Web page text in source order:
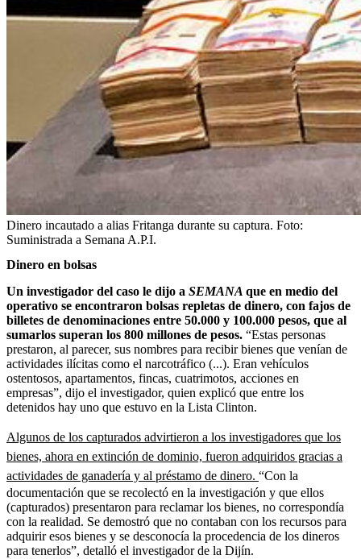
Dinero incautado a alias Fritanga durante su captura. Foto:
Suministrada a Semana A.P.I.
Dinero en bolsas
Un investigador del caso le dijo a SEMANA que en medio del
operativo se encontraron bolsas repletas de dinero, con fajos de
billetes de denominaciones entre 50.000 y 100.000 pesos, que al
sumarlos superan los 800 millones de pesos. “Estas personas
prestaron, al parecer, sus nombres para recibir bienes que venían de
actividades ilícitas como el narcotráfico (...). Eran vehículos
ostentosos, apartamentos, fincas, cuatrimotos, acciones en
empresas”, dijo el investigador, quien explicó que entre los
detenidos hay uno que estuvo en la Lista Clinton.
Algunos de los capturados advirtieron a los investigadores que los
bienes, ahora en extinción de dominio, fueron adquiridos gracias a
actividades de ganadería y al préstamo de dinero. “Con la
documentación que se recolectó en la investigación y que ellos
(capturados) presentaron para reclamar los bienes, no correspondía
con la realidad. Se demostró que no contaban con los recursos para
adquirir esos bienes y se desconocía la procedencia de los dineros
para tenerlos”, detalló el investigador de la Dijín.